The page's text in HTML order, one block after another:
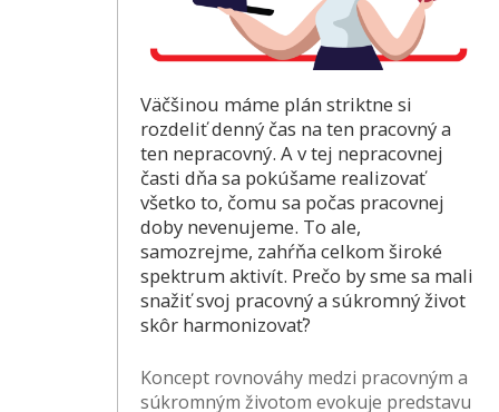
Väčšinou máme plán striktne si
rozdeliť denný čas na ten pracovný a
ten nepracovný. A v tej nepracovnej
časti dňa sa pokúšame realizovať
všetko to, čomu sa počas pracovnej
doby nevenujeme. To ale,
samozrejme, zahŕňa celkom široké
spektrum aktivít. Prečo by sme sa mali
snažiť svoj pracovný a súkromný život
skôr harmonizovať?
Koncept rovnováhy medzi pracovným a
súkromným životom evokuje predstavu